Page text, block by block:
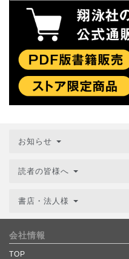
お知らせ
読者の皆様へ
書店・法人様
会社情報
TOP